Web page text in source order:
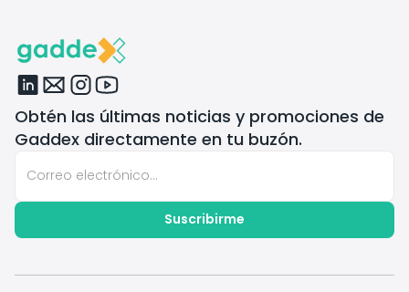
Obtén las últimas noticias y promociones de
Gaddex directamente en tu buzón.